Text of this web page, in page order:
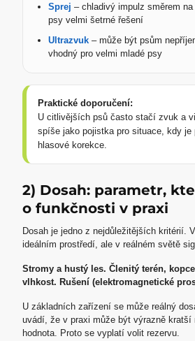
Sprej – chladivý impulz směrem
psy velmi šetrné řešení
Ultrazvuk – může být psům
vhodný pro velmi mladé psy
Praktické doporučení:
U citlivějších psů často stačí zvuk a
spíše jako pojistka pro situace, kdy je
hlasové korekce.
2) Dosah: parametr,
o funkčnosti v praxi
Dosah je jedno z nejdůležitějších kritérií.
ideálním prostředí, ale v reálném světě
Stromy a hustý les. Členitý terén,
vlhkost. Rušení (elektromagnetické
U základních zařízení se může reálný
uvádí, že v praxi může být výrazně kratší
hodnota. Proto se vyplatí volit rezervu.